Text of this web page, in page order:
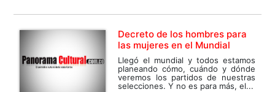
Decreto de los hombres para
las mujeres en el Mundial
Llegó el mundial y todos estamos
planeando cómo, cuándo y dónde
veremos los partidos de nuestras
selecciones. Y no es para más, el...